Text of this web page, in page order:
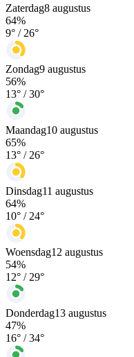
Zaterdag8 augustus
64%
9° / 26°
Zondag9 augustus
56%
13° /30°
Maandag10 augustus
65%
13° / 26°
Dinsdag11 augustus
64%
10° / 24°
Woensdag12 augustus
54%
12° / 29°
Donderdag13 augustus
47%
16° /34°